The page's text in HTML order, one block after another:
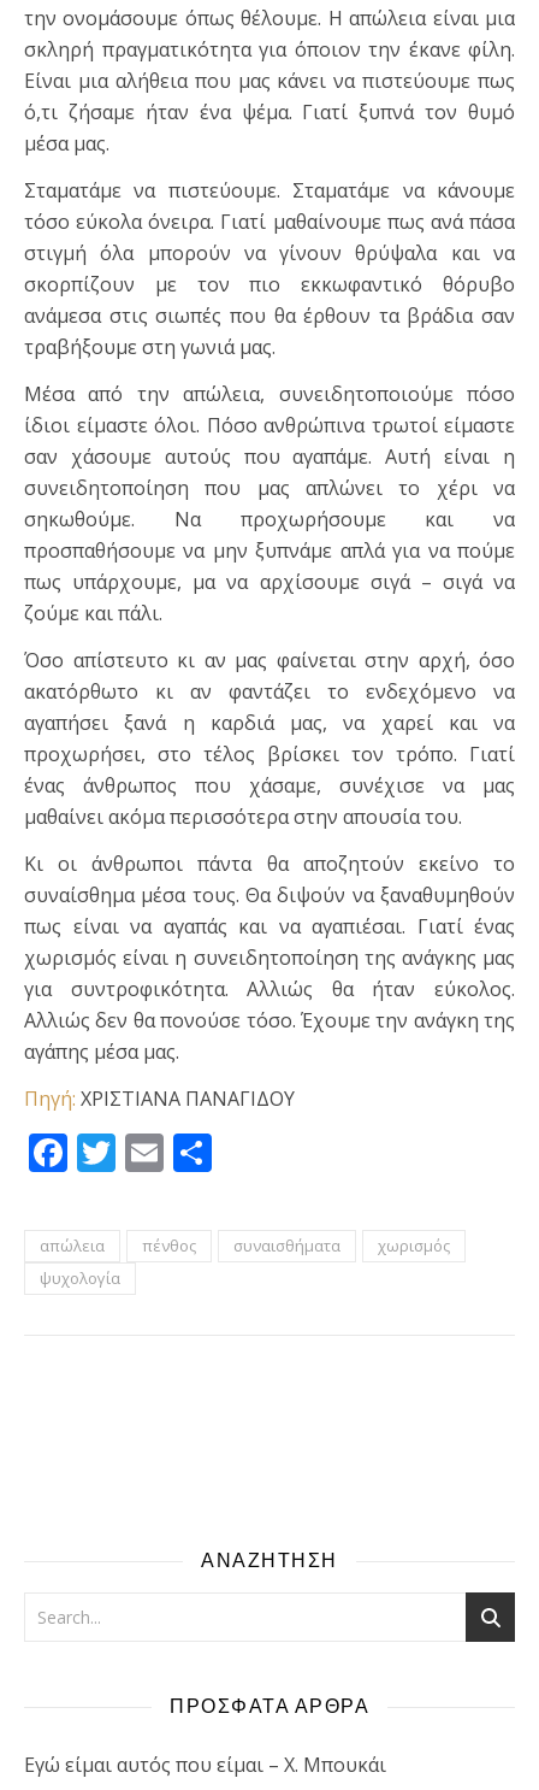
την ονομάσουμε όπως θέλουμε. Η απώλεια είναι μια
σκληρή πραγματικότητα για όποιον την έκανε φίλη.
Είναι μια αλήθεια που μας κάνει να πιστεύουμε πως
ό,τι ζήσαμε ήταν ένα ψέμα. Γιατί ξυπνά τον θυμό
μέσα μας.
Σταματάμε να πιστεύουμε. Σταματάμε να κάνουμε
τόσο εύκολα όνειρα. Γιατί μαθαίνουμε πως ανά πάσα
στιγμή όλα μπορούν να γίνουν θρύψαλα και να
σκορπίζουν με τον πιο εκκωφαντικό θόρυβο
ανάμεσα στις σιωπές που θα έρθουν τα βράδια σαν
τραβήξουμε στη γωνιά μας.
Μέσα από την απώλεια, συνειδητοποιούμε πόσο
ίδιοι είμαστε όλοι. Πόσο ανθρώπινα τρωτοί είμαστε
σαν χάσουμε αυτούς που αγαπάμε. Αυτή είναι η
συνειδητοποίηση που μας απλώνει το χέρι να
σηκωθούμε. Να προχωρήσουμε και να
προσπαθήσουμε να μην ξυπνάμε απλά για να πούμε
πως υπάρχουμε, μα να αρχίσουμε σιγά – σιγά να
ζούμε και πάλι.
Όσο απίστευτο κι αν μας φαίνεται στην αρχή, όσο
ακατόρθωτο κι αν φαντάζει το ενδεχόμενο να
αγαπήσει ξανά η καρδιά μας, να χαρεί και να
προχωρήσει, στο τέλος βρίσκει τον τρόπο. Γιατί
ένας άνθρωπος που χάσαμε, συνέχισε να μας
μαθαίνει ακόμα περισσότερα στην απουσία του.
Κι οι άνθρωποι πάντα θα αποζητούν εκείνο το
συναίσθημα μέσα τους. Θα διψούν να ξαναθυμηθούν
πως είναι να αγαπάς και να αγαπιέσαι. Γιατί ένας
χωρισμός είναι η συνειδητοποίηση της ανάγκης μας
για συντροφικότητα. Αλλιώς θα ήταν εύκολος.
Αλλιώς δεν θα πονούσε τόσο. Έχουμε την ανάγκη της
αγάπης μέσα μας.
Πηγή: ΧΡΙΣΤΙΑΝΑ ΠΑΝΑΓΙΔΟΥ
Facebook
Twitter
Email
απώλεια πένθος συναισθήματα
χωρισμός
ψυχολογία
ΑΝΑΖΗΤΗΣΗ
ΠΡΟΣΦΑΤΑ ΑΡΘΡΑ
Εγώ είμαι αυτός που είμαι – Χ. Μπουκάι